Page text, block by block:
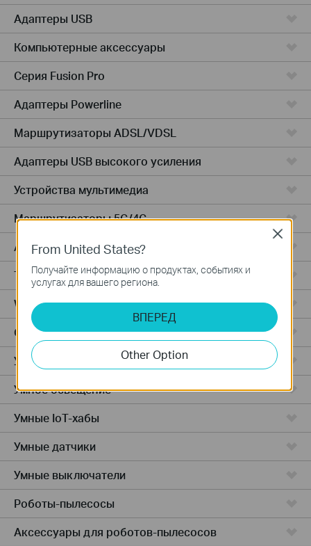
Адаптеры USB
Компьютерные аксессуары
Серия Fusion Pro
Адаптеры Powerline
Маршрутизаторы ADSL/VDSL
Адаптеры USB высокого усиления
Устройства мультимедиа
Маршрутизаторы 5G/4G
Адаптеры PCIe
Точки доступа
Wireless USB Adapters
Облачные камеры
Умные розетки
Умное освещение
Умные IoT-хабы
Умные датчики
Умные выключатели
Роботы-пылесосы
Аксессуары для роботов-пылесосов
From United States?
Получайте информацию о продуктах, событиях и
услугах для вашего региона.
ВПЕРЕД
Other Option
Close